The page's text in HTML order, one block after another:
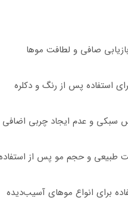
صافی و لطافت موها
استفاده پس از رنگ و دکلره
سبکی و عدم ایجاد چربی اضافی
طبیعی و حجم مو پس از
برای انواع موهای آسیب‌دیده